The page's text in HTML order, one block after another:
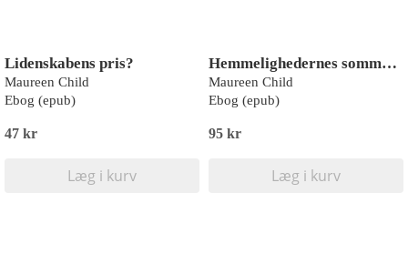
Lidenskabens pris?
Maureen Child
Ebog (epub)
47 kr
Læg i kurv
Hemmelighedernes sommer 1-3
Maureen Child
Ebog (epub)
95 kr
Læg i kurv